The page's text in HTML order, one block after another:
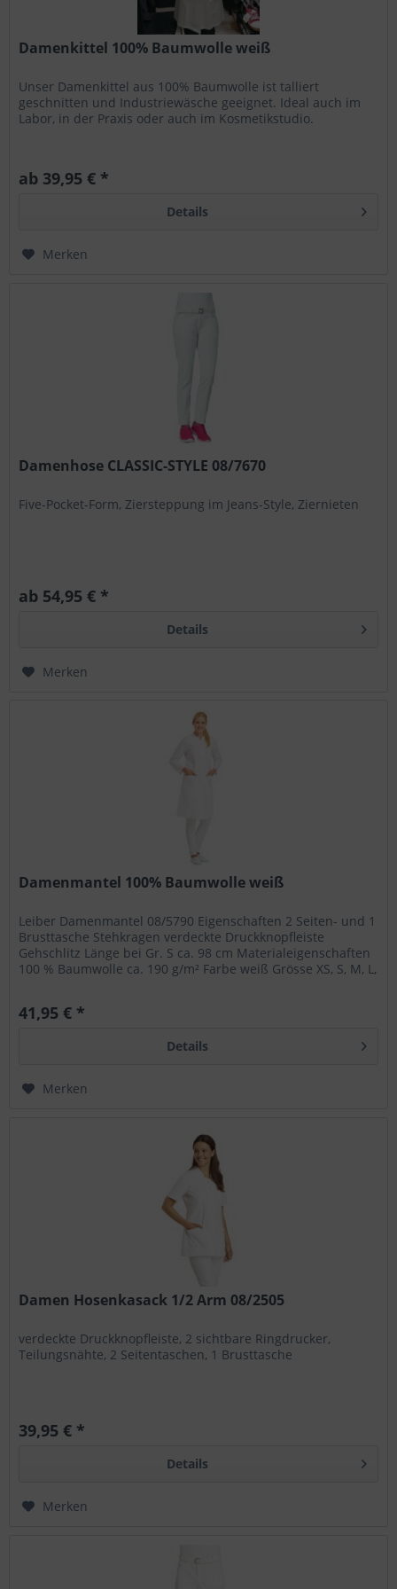
Damenkittel 100% Baumwolle weiß
Unser Damenkittel aus 100% Baumwolle ist talliert
geschnitten und Industriewäsche geeignet. Ideal auch im
Labor, in der Praxis oder auch im Kosmetikstudio.
ab 39,95 € *
Details
Merken
Damenhose CLASSIC-STYLE 08/7670
Five-Pocket-Form, Ziersteppung im Jeans-Style, Ziernieten
ab 54,95 € *
Details
Merken
Damenmantel 100% Baumwolle weiß
Leiber Damenmantel 08/5790 Eigenschaften 2 Seiten- und 1
Brusttasche Stehkragen verdeckte Druckknopfleiste
Gehschlitz Länge bei Gr. S ca. 98 cm Materialeigenschaften
100 % Baumwolle ca. 190 g/m² Farbe weiß Grösse XS, S, M, L,
41,95 € *
Details
Merken
Damen Hosenkasack 1/2 Arm 08/2505
verdeckte Druckknopfleiste, 2 sichtbare Ringdrucker,
Teilungsnähte, 2 Seitentaschen, 1 Brusttasche
39,95 € *
Details
Merken